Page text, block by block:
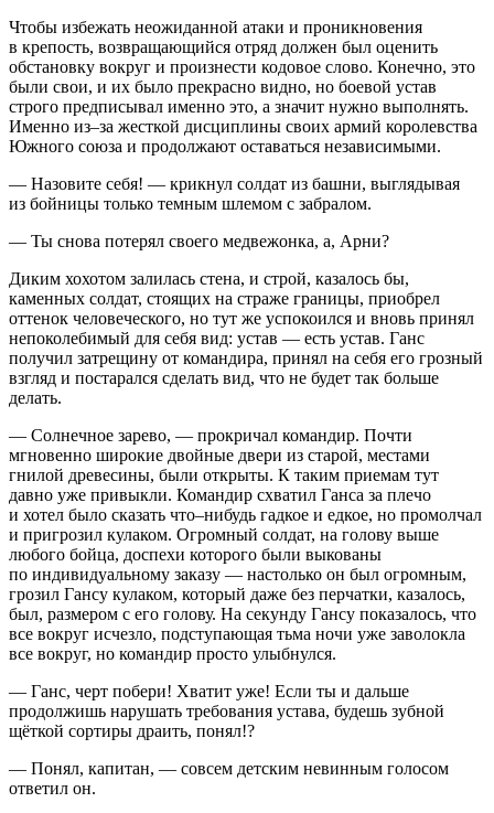
Чтобы избежать неожиданной атаки и проникновения
в крепость, возвращающийся отряд должен был оценить
обстановку вокруг и произнести кодовое слово. Конечно, это
были свои, и их было прекрасно видно, но боевой устав
строго предписывал именно это, а значит нужно выполнять.
Именно из–за жесткой дисциплины своих армий королевства
Южного союза и продолжают оставаться независимыми.
— Назовите себя! — крикнул солдат из башни, выглядывая
из бойницы только темным шлемом с забралом.
— Ты снова потерял своего медвежонка, а, Арни?
Диким хохотом залилась стена, и строй, казалось бы,
каменных солдат, стоящих на страже границы, приобрел
оттенок человеческого, но тут же успокоился и вновь принял
непоколебимый для себя вид: устав — есть устав. Ганс
получил затрещину от командира, принял на себя его грозный
взгляд и постарался сделать вид, что не будет так больше
делать.
— Солнечное зарево, — прокричал командир. Почти
мгновенно широкие двойные двери из старой, местами
гнилой древесины, были открыты. К таким приемам тут
давно уже привыкли. Командир схватил Ганса за плечо
и хотел было сказать что–нибудь гадкое и едкое, но промолчал
и пригрозил кулаком. Огромный солдат, на голову выше
любого бойца, доспехи которого были выкованы
по индивидуальному заказу — настолько он был огромным,
грозил Гансу кулаком, который даже без перчатки, казалось,
был, размером с его голову. На секунду Гансу показалось, что
все вокруг исчезло, подступающая тьма ночи уже заволокла
все вокруг, но командир просто улыбнулся.
— Ганс, черт побери! Хватит уже! Если ты и дальше
продолжишь нарушать требования устава, будешь зубной
щёткой сортиры драить, понял!?
— Понял, капитан, — совсем детским невинным голосом
ответил он.